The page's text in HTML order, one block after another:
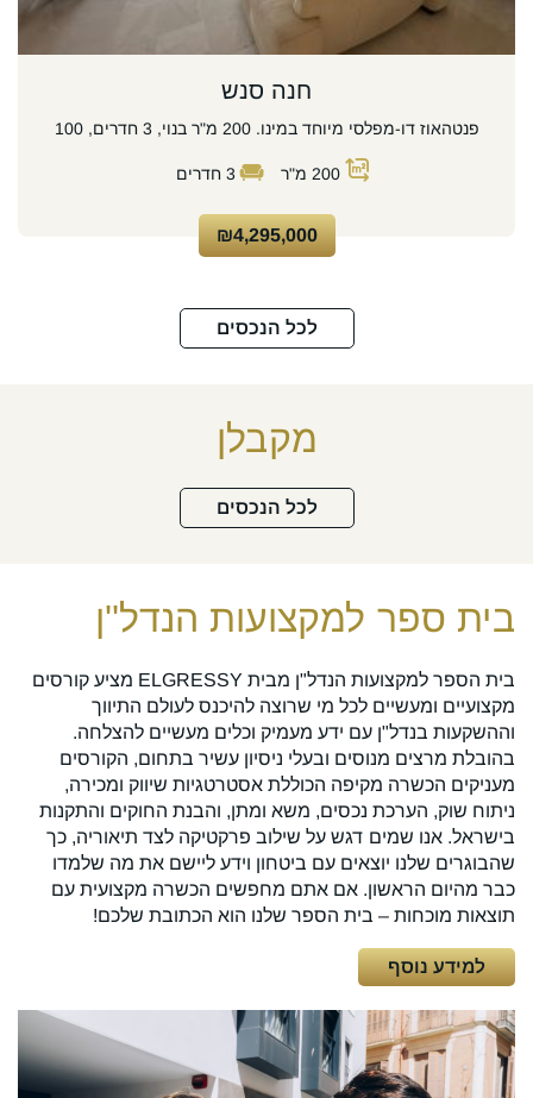
חנה סנש
פנטהאוז דו-מפלסי מיוחד במינו. 200 מ"ר בנוי, 3 חדרים, 100
200 מ"ר 3 חדרים
₪4,295,000
לכל הנכסים
מקבלן
לכל הנכסים
בית ספר למקצועות הנדל''ן
בית הספר למקצועות הנדל"ן מבית ELGRESSY מציע קורסים
מקצועיים ומעשיים לכל מי שרוצה להיכנס לעולם התיווך
וההשקעות בנדל"ן עם ידע מעמיק וכלים מעשיים להצלחה.
בהובלת מרצים מנוסים ובעלי ניסיון עשיר בתחום, הקורסים
מעניקים הכשרה מקיפה הכוללת אסטרטגיות שיווק ומכירה,
ניתוח שוק, הערכת נכסים, משא ומתן, והבנת החוקים והתקנות
בישראל. אנו שמים דגש על שילוב פרקטיקה לצד תיאוריה, כך
שהבוגרים שלנו יוצאים עם ביטחון וידע ליישם את מה שלמדו
כבר מהיום הראשון. אם אתם מחפשים הכשרה מקצועית עם
תוצאות מוכחות – בית הספר שלנו הוא הכתובת שלכם!
למידע נוסף